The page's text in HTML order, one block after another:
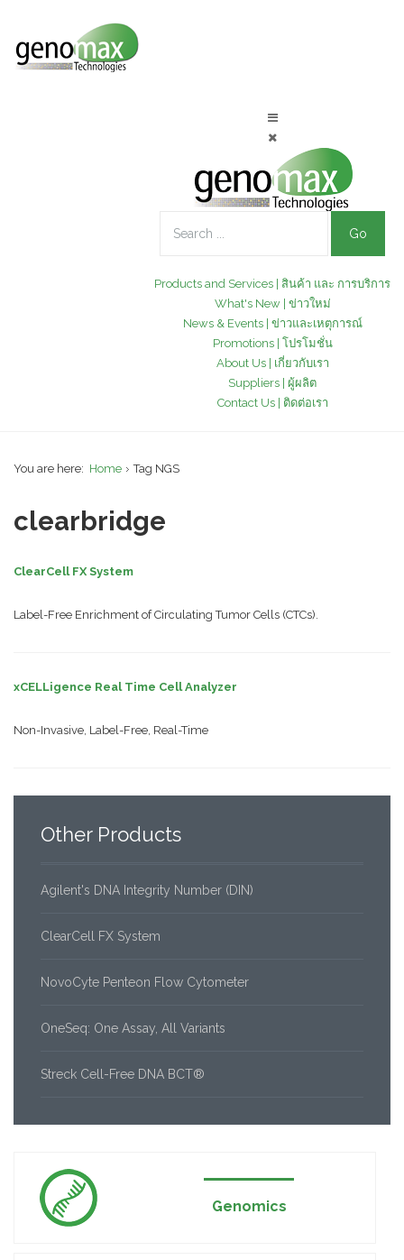
Go
Products and Services | สินค้า และ การบริการ
What's New | ข่าวใหม่
News & Events | ข่าวและเหตุการณ์
Promotions | โปรโมชั่น
About Us | เกี่ยวกับเรา
Suppliers | ผู้ผลิต
Contact Us | ติดต่อเรา
You are here: Home Tag NGS
clearbridge
ClearCell FX System
Label-Free Enrichment of Circulating Tumor Cells (CTCs).
xCELLigence Real Time Cell Analyzer
Non-Invasive, Label-Free, Real-Time
OtherProducts
Agilent's DNA Integrity Number (DIN)
ClearCell FX System
NovoCyte Penteon Flow Cytometer
OneSeq: One Assay, All Variants
Streck Cell-Free DNA BCT®
Genomics